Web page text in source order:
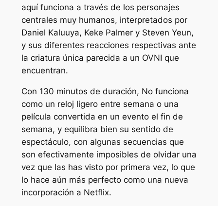
aquí funciona a través de los personajes
centrales muy humanos, interpretados por
Daniel Kaluuya, Keke Palmer y Steven Yeun,
y sus diferentes reacciones respectivas ante
la criatura única parecida a un OVNI que
encuentran.
Con 130 minutos de duración, Nofunciona
como un reloj ligero entre semana o una
película convertida en un evento el fin de
semana, y equilibra bien su sentido de
espectáculo, con algunas secuencias que
son efectivamente imposibles de olvidar una
vez que las has visto por primera vez, lo que
lo hace aún más perfecto como una nueva
incorporación a Netflix.